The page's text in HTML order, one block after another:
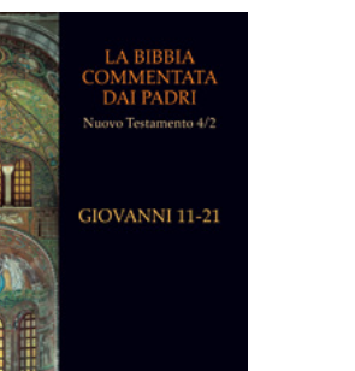
AGGIUNGI AL CARRELLO